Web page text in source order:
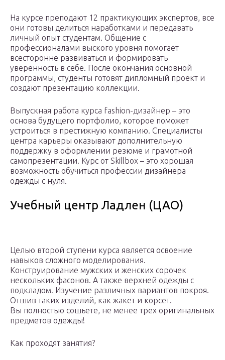
На курсе преподают 12 практикующих экспертов, все
они готовы делиться наработками и передавать
личный опыт студентам. Общение с
профессионалами выского уровня помогает
всесторонне развиваться и формировать
уверенность в себе. После окончания основной
программы, студенты готовят дипломный проект и
создают презентацию коллекции.
Выпускная работа курса fashion-дизайнер – это
основа будущего портфолио, которое поможет
устроиться в престижную компанию. Специалисты
центра карьеры оказывают дополнительную
поддержку в оформлении резюме и грамотной
самопрезентации. Курс от Skillbox – это хорошая
возможность обучиться профессии дизайнера
одежды с нуля.
Учебный центр Ладлен (ЦАО)
Целью второй ступени курса является освоение
навыков сложного моделирования.
Конструирование мужских и женских сорочек
нескольких фасонов. А также верхней одежды с
подкладом. Изучение различных вариантов покроя.
Отшив таких изделий, как жакет и корсет.
Вы полностью сошьете, не менее трех оригинальных
предметов одежды!
Как проходят занятия?